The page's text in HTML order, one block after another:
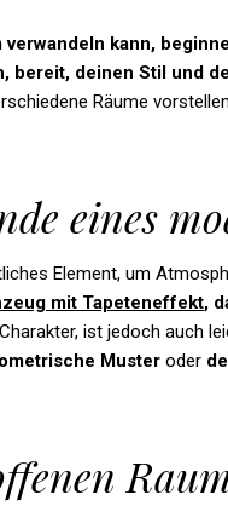
verwandeln kann, beginne
, bereit, deinen Stil und
Räume
eines
Element, um
mit Tapeteneffekt,
ist jedoch auch
Muster oder